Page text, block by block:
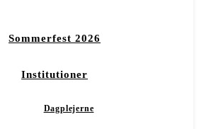
Sommerfest 2026
Institutioner
Dagplejerne